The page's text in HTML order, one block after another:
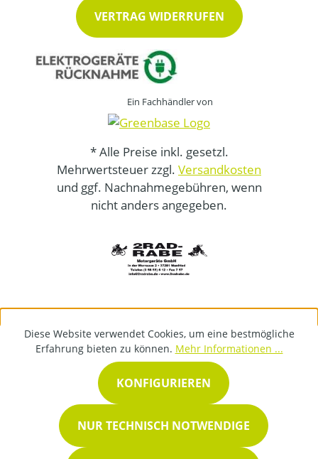
VERTRAG WIDERRUFEN
Ein Fachhändler von
* Alle Preise inkl. gesetzl.
Mehrwertsteuer zzgl. Versandkosten
und ggf. Nachnahmegebühren, wenn
nicht anders angegeben.
Diese Website verwendet Cookies, um eine bestmögliche
Erfahrung bieten zu können. Mehr Informationen ...
NUR TECHNISCH NOTWENDIGE
KONFIGURIEREN